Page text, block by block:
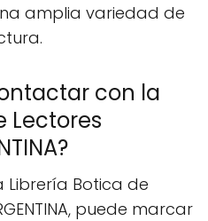
amplia variedad de
con la
Lectores
Botica de
puede marcar